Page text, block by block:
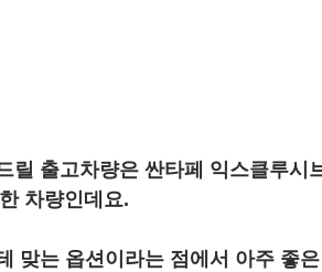
릴 출고차량은 싼타페 익스클루시
차량인데요.
맞는 옵션이라는 점에서 아주 좋